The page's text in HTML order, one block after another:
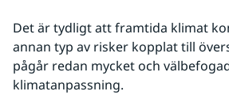
Det är tydligt att framtida klimat
annan typ av risker kopplat till
pågår redan mycket och
klimatanpassning.